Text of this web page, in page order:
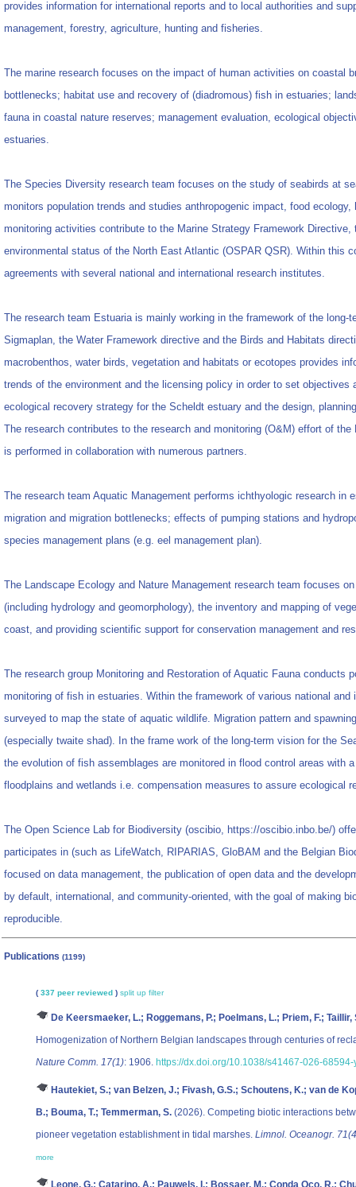
provides information for international reports and to local authorities and
management, forestry, agriculture, hunting and fisheries.
The marine research focuses on the impact of human activities on coastal
bottlenecks; habitat use and recovery of (diadromous) fish in estuaries;
fauna in coastal nature reserves; management evaluation, ecological
estuaries.
The Species Diversity research team focuses on the study of seabirds at
monitors population trends and studies anthropogenic impact, food
monitoring activities contribute to the Marine Strategy Framework
environmental status of the North East Atlantic (OSPAR QSR). Within this
agreements with several national and international research institutes.
The research team Estuaria is mainly working in the framework of the
Sigmaplan, the Water Framework directive and the Birds and Habitats
macrobenthos, water birds, vegetation and habitats or ecotopes provides
trends of the environment and the licensing policy in order to set objectives
ecological recovery strategy for the Scheldt estuary and the design,
The research contributes to the research and monitoring (O&M) effort of
is performed in collaboration with numerous partners.
The research team Aquatic Management performs ichthyologic research in
migration and migration bottlenecks; effects of pumping stations and
species management plans (e.g. eel management plan).
The Landscape Ecology and Nature Management research team focuses
(including hydrology and geomorphology), the inventory and mapping of
coast, and providing scientific support for conservation management and
The research group Monitoring and Restoration of Aquatic Fauna conducts
monitoring of fish in estuaries. Within the framework of various national
surveyed to map the state of aquatic wildlife. Migration pattern and
(especially twaite shad). In the frame work of the long-term vision for the
the evolution of fish assemblages are monitored in flood control areas with
floodplains and wetlands i.e. compensation measures to assure ecological
The Open Science Lab for Biodiversity (oscibio, https://oscibio.inbo.be/)
participates in (such as LifeWatch, RIPARIAS, GloBAM and the Belgian
focused on data management, the publication of open data and the
by default, international, and community-oriented, with the goal of making
reproducible.
Publications (1199)
( 337 peer reviewed ) split up filter
De Keersmaeker, L.; Roggemans, P.; Poelmans, L.; Priem, F.;
Homogenization of Northern Belgian landscapes through centuries of
Nature Comm. 17(1): 1906. https://dx.doi.org/10.1038/s41467-026-68594-
Hautekiet, S.; van Belzen, J.; Fivash, G.S.; Schoutens, K.; van de
B.; Bouma, T.; Temmerman, S. (2026). Competing biotic interactions
pioneer vegetation establishment in tidal marshes. Limnol. Oceanogr.
more